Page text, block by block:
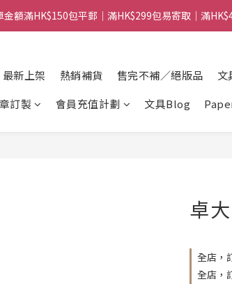
金額滿HK$150包平郵｜滿HK$299包易寄取｜滿
店限定！】指定清貨商品每消費HK$100即享購物金
最新上架 熱銷補貨 售完不補／絕版品 文
訂製 會員充值計劃 文具Blog
卓
全店，
全店，